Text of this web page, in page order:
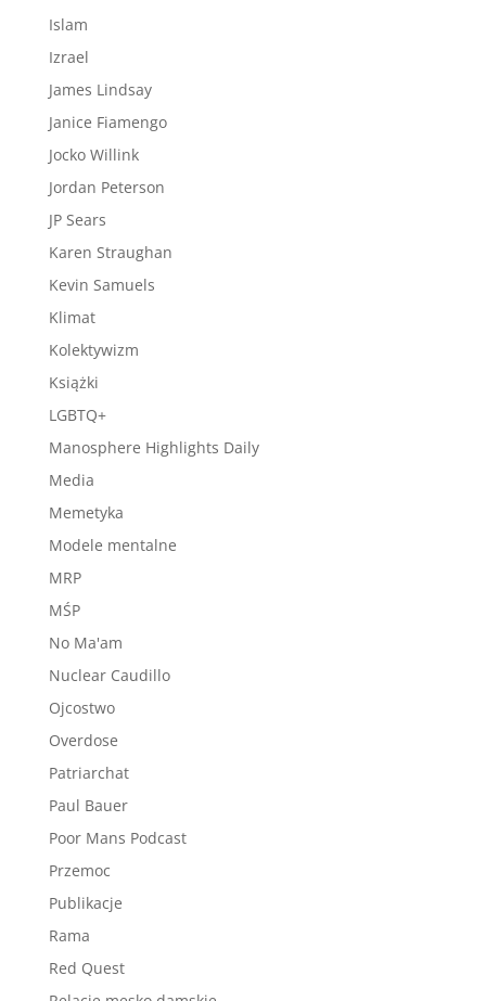
Islam
Izrael
James Lindsay
Janice Fiamengo
Jocko Willink
Jordan Peterson
JP Sears
Karen Straughan
Kevin Samuels
Klimat
Kolektywizm
Książki
LGBTQ+
Manosphere Highlights Daily
Media
Memetyka
Modele mentalne
MRP
MŚP
No Ma'am
Nuclear Caudillo
Ojcostwo
Overdose
Patriarchat
Paul Bauer
Poor Mans Podcast
Przemoc
Publikacje
Rama
Red Quest